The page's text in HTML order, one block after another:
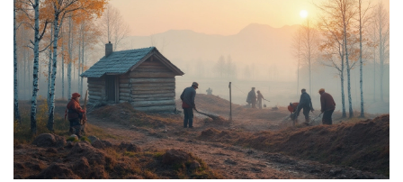
обоснованное решение при строительстве
собственного дома.